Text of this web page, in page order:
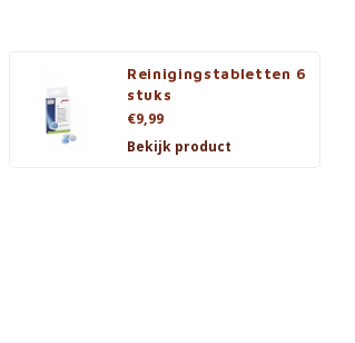
Reinigingstabletten 6
stuks
€9,99
Bekijk product